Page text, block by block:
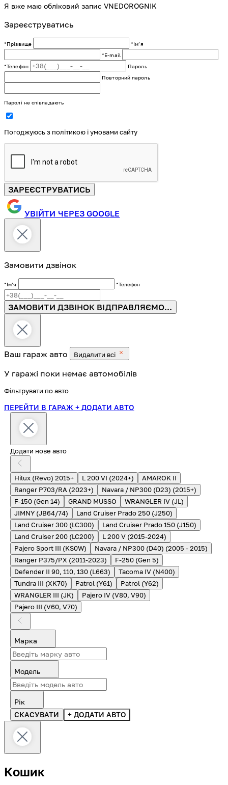
Я вже маю обліковий запис VNEDOROGNIK
Зареєструватись
*Прізвище
*Імʼя
*E-mail
*Телефон
Пароль
Повторний пароль
Паролі не співпадають
Погоджуюсь з політикою і умовами сайту
ЗАРЕЄСТРУВАТИСЬ
УВІЙТИ ЧЕРЕЗ GOOGLE
Замовити дзвінок
*Імʼя *Телефон
ЗАМОВИТИ ДЗВІНОК ВІДПРАВЛЯЄМО...
Ваш гараж авто Видалити всі
У гаражі поки немає автомобілів
Фільтрувати по авто
ПЕРЕЙТИ В ГАРАЖ + ДОДАТИ АВТО
Додати нове авто
Hilux (Revo) 2015+ L 200 VI (2024+)
AMAROK II
Ranger P703/RA (2023+)
Navara / NP300 (D23) (2015+)
F-150 (Gen 14)
GRAND MUSSO
WRANGLER IV (JL)
JIMNY (JB64/74)
Land Cruiser Prado 250 (J250)
Land Cruiser 300 (LC300)
Land Cruiser Prado 150 (J150)
Land Cruiser 200 (LC200)
L 200 V (2015-2024)
Pajero Sport III (KS0W)
Navara / NP300 (D40) (2005 - 2015)
Ranger P375/PX (2011-2023)
F-250 (Gen 5)
Defender II 90, 110, 130 (L663)
Tacoma IV (N400)
Tundra III (XK70)
Patrol (Y61)
Patrol (Y62)
WRANGLER III (JK)
Pajero IV (V80, V90)
Pajero III (V60, V70)
Марка
Модель
Рік
СКАСУВАТИ
+ ДОДАТИ АВТО
Кошик